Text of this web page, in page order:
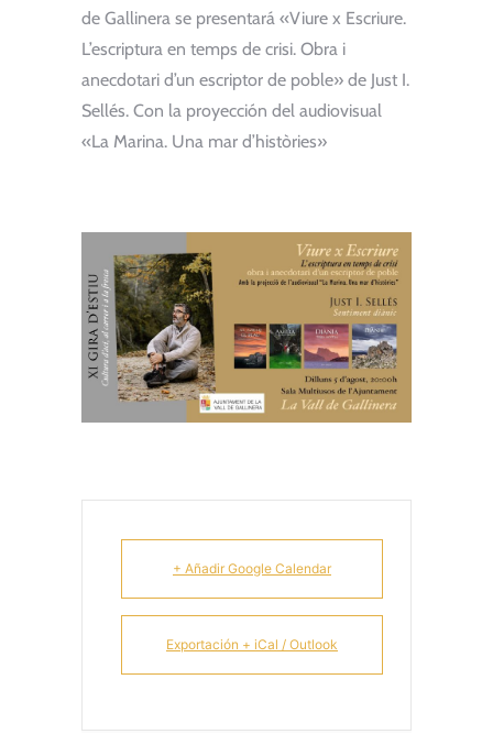
de Gallinera se presentará «Viure x Escriure.
L’escriptura en temps de crisi. Obra i
anecdotari d’un escriptor de poble» de Just I.
Sellés. Con la proyección del audiovisual
«La Marina. Una mar d’històries»
+ Añadir Google Calendar
Exportación + iCal / Outlook